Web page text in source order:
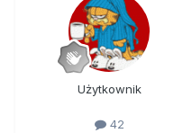
Użytkownik
42